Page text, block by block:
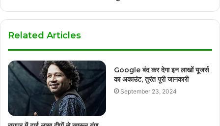
Related Articles
Google बंद कर देगा इन लाखों यूजर्स
का अकाउंट, तुरंत पूरी जानकारी
September 23, 2024